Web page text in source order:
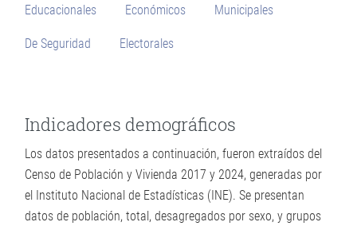
Educacionales Económicos Municipales
De Seguridad Electorales
Indicadores demográficos
Los datos presentados a continuación, fueron extraídos del
Censo de Población y Vivienda 2017 y 2024, generadas por
el Instituto Nacional de Estadísticas (INE). Se presentan
datos de población, total, desagregados por sexo, y grupos